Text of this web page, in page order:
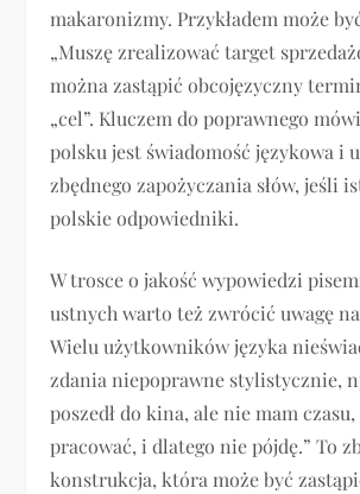
makaronizmy. Przykładem może
„Muszę zrealizować target
można zastąpić obcojęzyczny
„cel”. Kluczem do poprawnego
polsku jest świadomość językowa i
zbędnego zapożyczania słów, jeśli
polskie odpowiedniki.
W trosce o jakość wypowiedzi
ustnych warto też zwrócić uwagę
Wielu użytkowników języka
zdania niepoprawne stylistycznie,
poszedł do kina, ale nie mam
pracować, i dlatego nie pójdę.” To
konstrukcja, która może być